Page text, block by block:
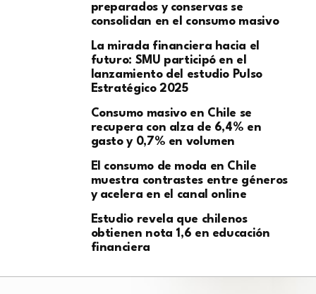
preparados y conservas se
consolidan en el consumo masivo
La mirada financiera hacia el
futuro: SMU participó en el
lanzamiento del estudio Pulso
Estratégico 2025
Consumo masivo en Chile se
recupera con alza de 6,4% en
gasto y 0,7% en volumen
El consumo de moda en Chile
muestra contrastes entre géneros
y acelera en el canal online
Estudio revela que chilenos
obtienen nota 1,6 en educación
financiera